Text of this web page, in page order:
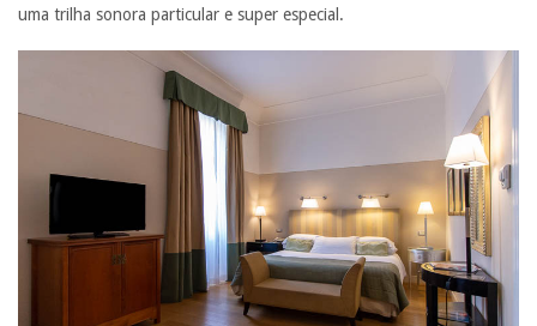
uma trilha sonora particular e super especial.